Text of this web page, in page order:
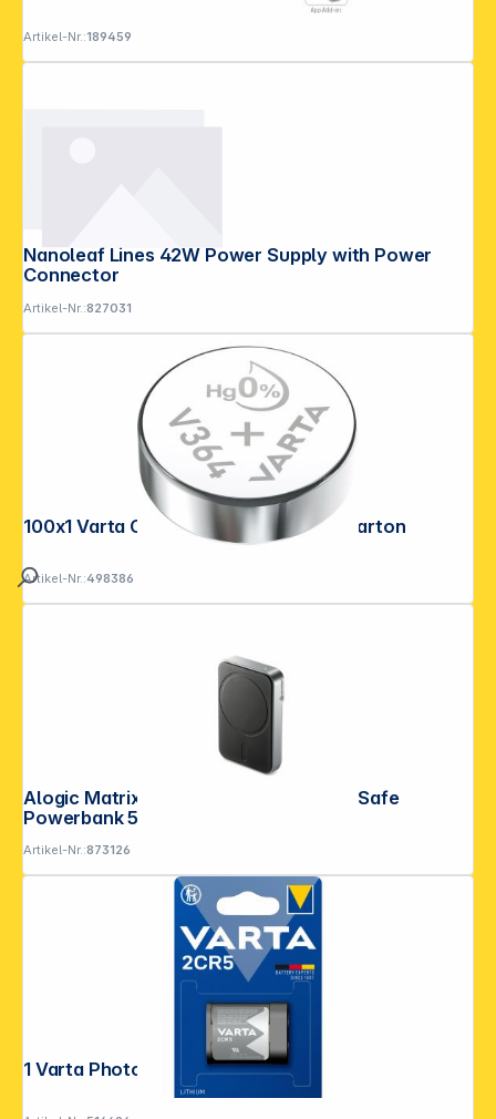
Artikel-Nr.:189459
Nanoleaf Lines 42W Power Supply with Power
Connector
Artikel-Nr.:827031
100x1 Varta Chron V 364 VPE Masterkarton
Artikel-Nr.:498386
Alogic Matrix Universal Magnetic MagSafe
Powerbank 5000mAh Black
Artikel-Nr.:873126
1 Varta Photo 2 CR 5